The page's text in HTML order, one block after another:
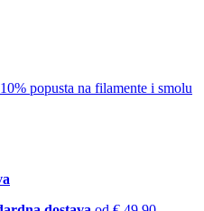
popusta na filamente i smolu